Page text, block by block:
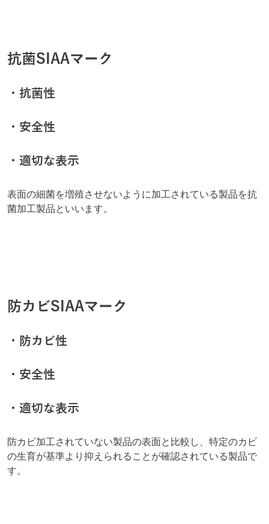
抗菌SIAAマーク
・抗菌性
・安全性
・適切な表示
表面の細菌を増殖させないように加工されている製品を抗
菌加工製品といいます。
防カビSIAAマーク
・防カビ性
・安全性
・適切な表示
防カビ加工されていない製品の表面と比較し、特定のカビ
の生育が基準より抑えられることが確認されている製品で
す。